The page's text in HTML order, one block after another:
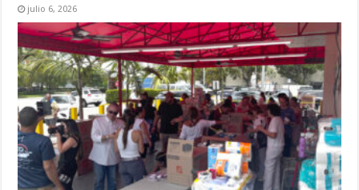
julio 6, 2026